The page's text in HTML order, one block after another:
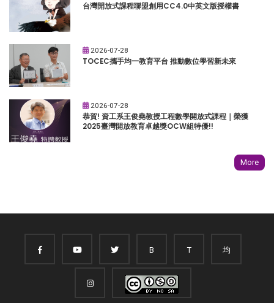
台灣開放式課程聯盟創用CC4.0中英文版授權書
2026-07-28
TOCEC攜手均一教育平台 推動數位學習新未來
2026-07-28
恭賀! 資工系王俊堯教授工程數學開放式課程｜榮獲
2025臺灣開放教育卓越獎OCW組特優!!
More
B T 均